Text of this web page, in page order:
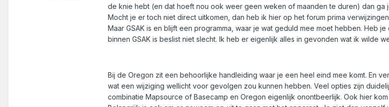
de knie hebt (en dat hoeft nou ook weer geen weken of maanden te duren) dan
Mocht je er toch niet direct uitkomen, dan heb ik hier op het forum prima
Maar GSAK is en blijft een programma, waar je wat geduld mee moet hebben. Heb
binnen GSAK is beslist niet slecht. Ik heb er eigenlijk alles in gevonden wat ik wilde
Bij de Oregon zit een behoorlijke handleiding waar je een heel eind mee komt. En
wat een wijziging wellicht voor gevolgen zou kunnen hebben. Veel opties zijn
combinatie Mapsource of Basecamp en Oregon eigenlijk onontbeerlijk. Ook hier